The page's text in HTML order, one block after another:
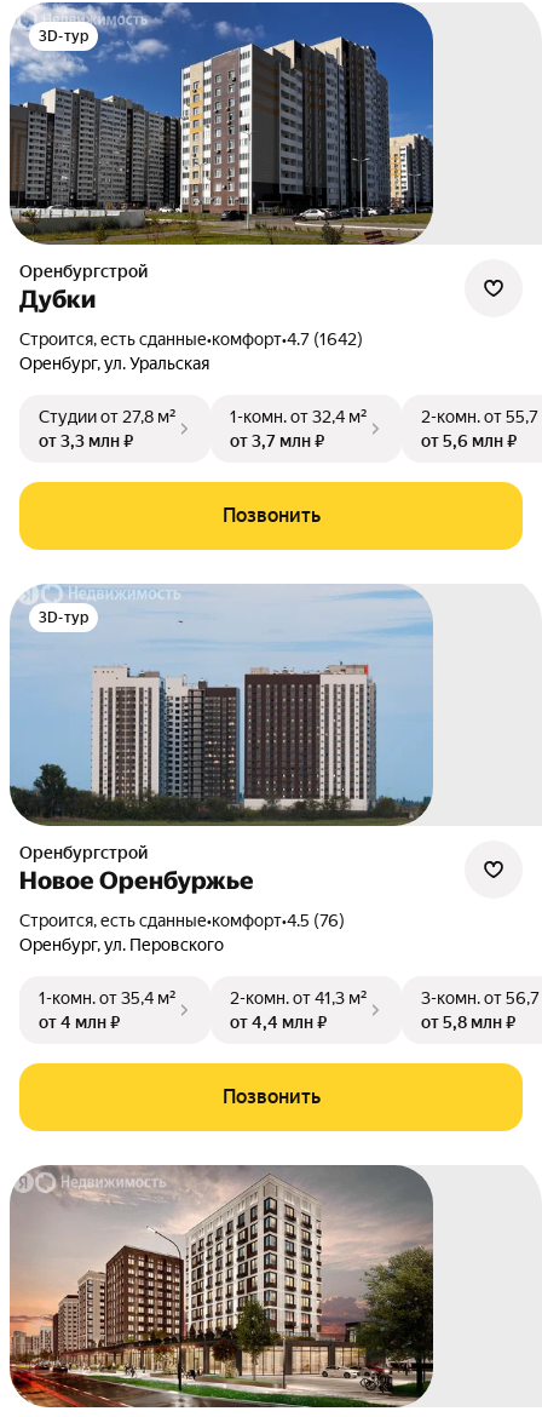
3D-тур
Оренбургстрой
Дубки
Строится, есть сданные•комфорт•4.7 (1642)
Оренбург,ул. Уральская
Студииот 27,8 м²
от 3,3 млн ₽
1-комн.от 32,4 м²
от 3,7 млн ₽
2-комн.от 55,7
от 5,6 млн ₽
Позвонить
3D-тур
Оренбургстрой
Новое Оренбуржье
Строится, есть сданные•комфорт•4.5 (76)
Оренбург,ул. Перовского
1-комн.от 35,4 м²
от 4 млн ₽
2-комн.от 41,3 м²
от 4,4 млн ₽
3-комн.от
от 5,8 млн ₽
Позвонить